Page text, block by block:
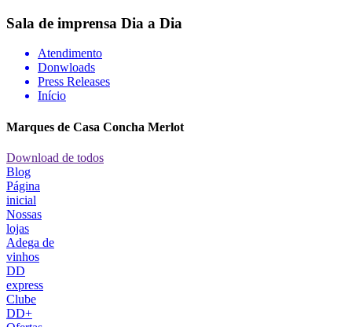
Sala de imprensa Dia a Dia
Atendimento
Donwloads
Press Releases
Início
Marques de Casa Concha Merlot
Download de todos
Blog
Página
inicial
Nossas
lojas
Adega de
vinhos
DD
express
Clube
DD+